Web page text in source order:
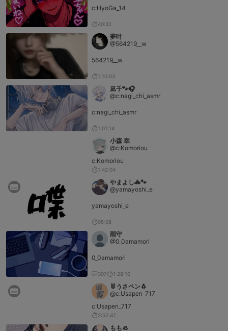
c:HyoGa_14
40:32
夢叶
@564219__w
564219__w
1:10:03
凪千🐾🎧
@c:nagi_chi_asmr
c:nagi_chi_asmr
1:01:14
小森 幸
@c:Komoriou
c:Komoriou
1:42:04
やまよし🚓🐾
@yamayoshi_e
yamayoshi_e
05:08
雨守
@0_0amamori
0_0amamori
307 1:28:10
🐰うさペン🐧
@c:Usapen_717
c:Usapen_717
2:52:47
もも🦪